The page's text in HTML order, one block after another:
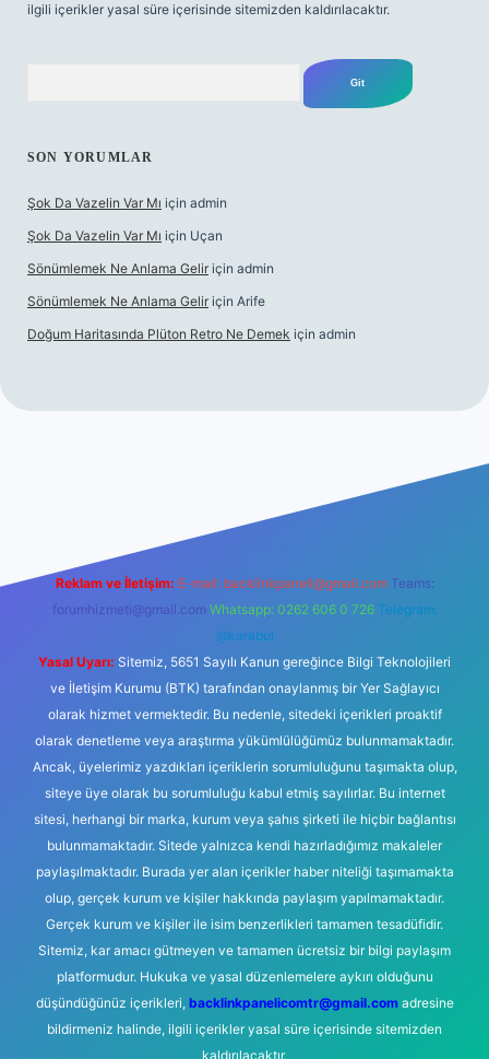
ilgili içerikler yasal süre içerisinde sitemizden kaldırılacaktır.
SON YORUMLAR
Şok Da Vazelin Var Mı için admin
Şok Da Vazelin Var Mı için Uçan
Sönümlemek Ne Anlama Gelir için admin
Sönümlemek Ne Anlama Gelir için Arife
Doğum Haritasında Plüton Retro Ne Demek için admin
Reklam ve İletişim: E-mail: backlinkpaneli@gmail.com Teams:
forumhizmeti@gmail.com Whatsapp: 0262 606 0 726 Telegram:
@karabul
Yasal Uyarı: Sitemiz, 5651 Sayılı Kanun gereğince Bilgi Teknolojileri
ve İletişim Kurumu (BTK) tarafından onaylanmış bir Yer Sağlayıcı
olarak hizmet vermektedir. Bu nedenle, sitedeki içerikleri proaktif
olarak denetleme veya araştırma yükümlülüğümüz bulunmamaktadır.
Ancak, üyelerimiz yazdıkları içeriklerin sorumluluğunu taşımakta olup,
siteye üye olarak bu sorumluluğu kabul etmiş sayılırlar. Bu internet
sitesi, herhangi bir marka, kurum veya şahıs şirketi ile hiçbir bağlantısı
bulunmamaktadır. Sitede yalnızca kendi hazırladığımız makaleler
paylaşılmaktadır. Burada yer alan içerikler haber niteliği taşımamakta
olup, gerçek kurum ve kişiler hakkında paylaşım yapılmamaktadır.
Gerçek kurum ve kişiler ile isim benzerlikleri tamamen tesadüfidir.
Sitemiz, kar amacı gütmeyen ve tamamen ücretsiz bir bilgi paylaşım
platformudur. Hukuka ve yasal düzenlemelere aykırı olduğunu
düşündüğünüz içerikleri, backlinkpanelicomtr@gmail.comadresine
bildirmeniz halinde, ilgili içerikler yasal süre içerisinde sitemizden
kaldırılacaktır.